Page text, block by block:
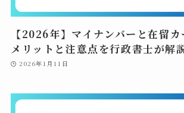
【2026年】マイナンバーと在留カ
メリットと注意点を行政書士が解
2026年1月11日